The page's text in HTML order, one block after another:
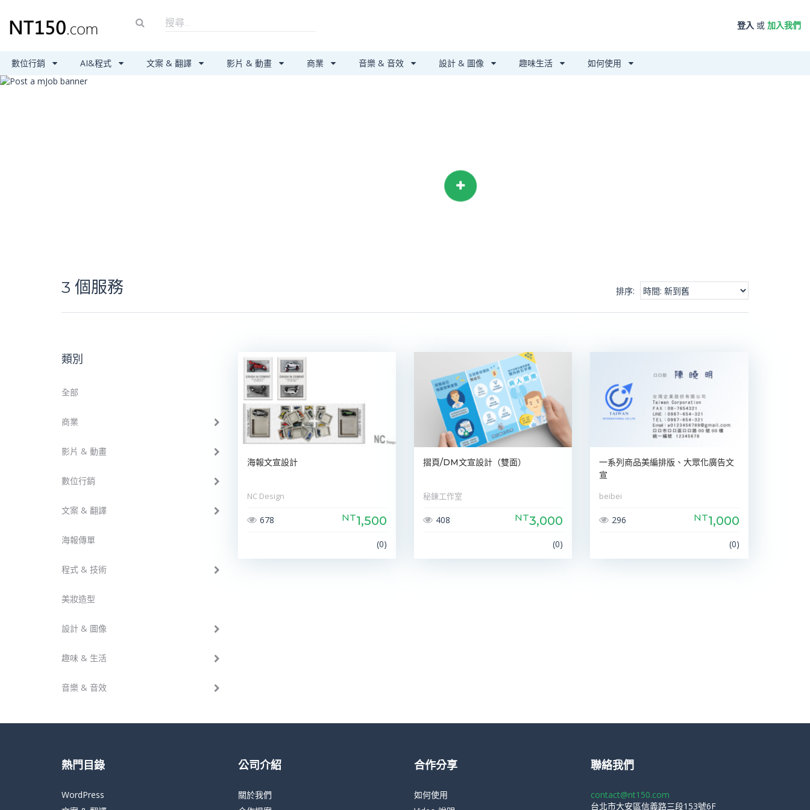
登入 或 加入我們
數位行銷 AI&程式 文案 & 翻譯 影片 & 動畫 商業 音樂 & 音效 設計 & 圖像 趣味生活 如何使用
3 個服務 排序:
類別
全部
商業
影片 & 動畫
數位行銷
文案 & 翻譯
海報傳單
程式 & 技術
美妝造型
設計 & 圖像
趣味 & 生活
音樂 & 音效
海報文宣設計
NC Design
678 NT1,500
(0)
摺頁/DM文宣設計（雙面）
秘鍊工作室
408 NT3,000
(0)
一系列商品美編排版、大眾化廣告文
宣
beibei
296 NT1,000
(0)
熱門目錄
WordPress
公司介紹
關於我們
合作分享
如何使用
聯絡我們
contact@nt150.com
台北市大安區信義路三段153號6F